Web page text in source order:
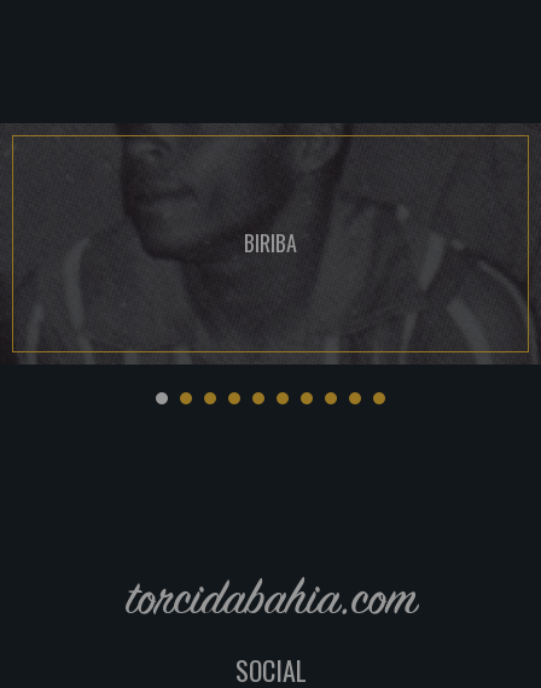
BIRIBA
torcidabahia.com
SOCIAL